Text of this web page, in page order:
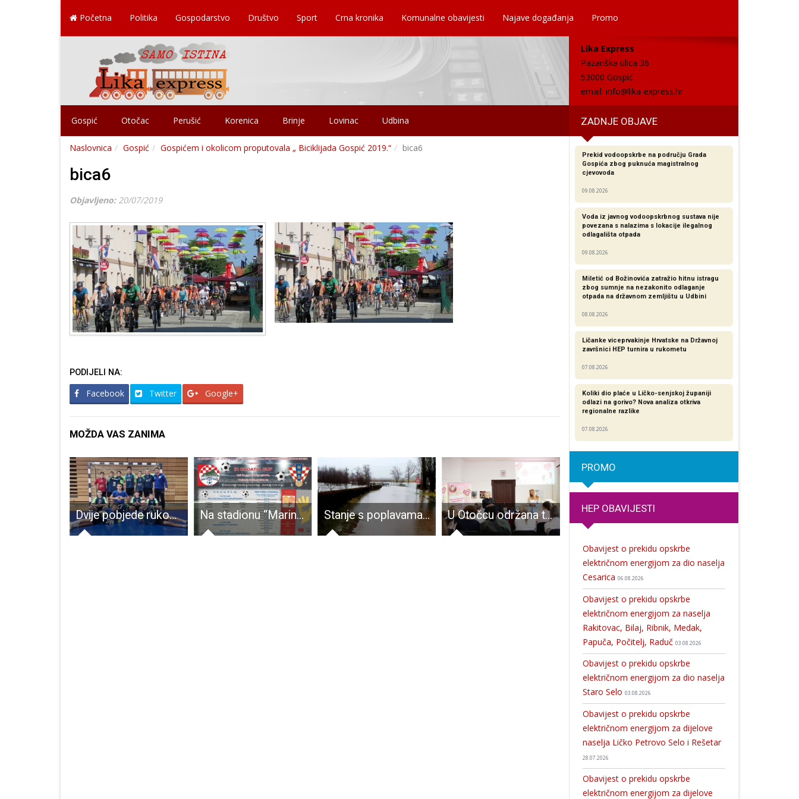
Početna Politika Gospodarstvo Društvo Sport Crna kronika Komunalne obavijesti Najave događanja Promo
Lika Express
Pazariška ulica 36
53000 Gospić
email: info@lika-express.hr
Gospić Otočac Perušić Korenica Brinje Lovinac Udbina ZADNJE OBJAVE
Naslovnica Gospić Gospićem i okolicom proputovala „ Biciklijada Gospić 2019.“ bica6
bica6
Objavljeno: 20/07/2019
PODIJELI NA:
Facebook Twitter Google+
MOŽDA VAS ZANIMA
Dvije pobjede rukometaša Gospića starosti do 13 godina u ligi saveza Primorsko-goranske županije Na stadionu “Marin Ćaćić” 18.lipnja održava se “Croatia cup” Stanje s poplavama se normalizira, problemi u vodoopskbi zbog puknuća cjevovoda i mutnoće vode U Otočcu održana tribina o mršavljenju “Izgubi, zadrži!“
Prekid vodoopskrbe na području Grada
Gospića zbog puknuća magistralnog
cjevovoda
09.08.2026
Voda iz javnog vodoopskrbnog sustava nije
povezana s nalazima s lokacije ilegalnog
odlagališta otpada
09.08.2026
Miletić od Božinovića zatražio hitnu istragu
zbog sumnje na nezakonito odlaganje
otpada na državnom zemljištu u Udbini
08.08.2026
Ličanke viceprvakinje Hrvatske na Državnoj
završnici HEP turnira u rukometu
07.08.2026
Koliki dio plaće u Ličko-senjskoj županiji
odlazi na gorivo? Nova analiza otkriva
regionalne razlike​
07.08.2026
PROMO
HEP OBAVIJESTI
Obavijest o prekidu opskrbe
električnom energijom za dio naselja
Cesarica 06.08.2026
Obavijest o prekidu opskrbe
električnom energijom za naselja
Rakitovac, Bilaj, Ribnik, Medak,
Papuča, Počitelj, Raduč 03.08.2026
Obavijest o prekidu opskrbe
električnom energijom za dio naselja
Staro Selo 03.08.2026
Obavijest o prekidu opskrbe
električnom energijom za dijelove
naselja Ličko Petrovo Selo i Rešetar
28.07.2026
Obavijest o prekidu opskrbe
električnom energijom za dijelove